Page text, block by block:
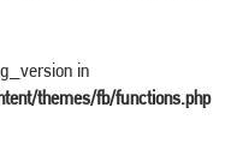
in
themes/fb/functions.php